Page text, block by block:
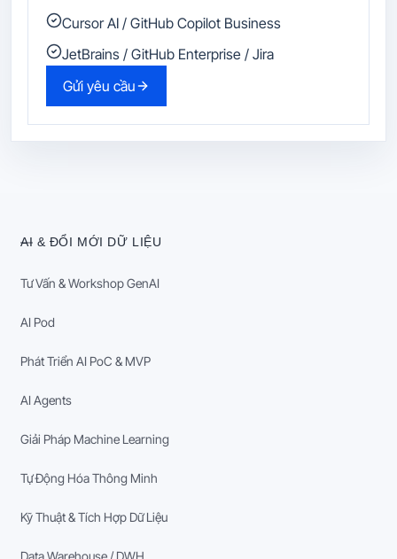
Cursor AI / GitHub Copilot Business
JetBrains / GitHub Enterprise / Jira
Gửi yêu cầu
AI & ĐỔI MỚI DỮ LIỆU
Tư Vấn & Workshop GenAI
AI Pod
Phát Triển AI PoC & MVP
AI Agents
Giải Pháp Machine Learning
Tự Động Hóa Thông Minh
Kỹ Thuật & Tích Hợp Dữ Liệu